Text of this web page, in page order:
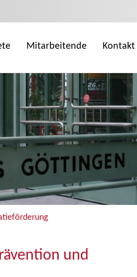
Mitarbeitende Kontakt
und